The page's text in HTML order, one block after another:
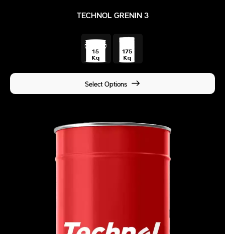
TECHNOL GRENIN 3
Select Options